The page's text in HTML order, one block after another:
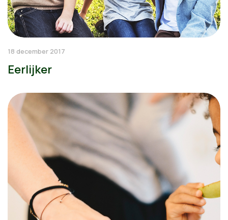
18 december 2017
Eerlijker